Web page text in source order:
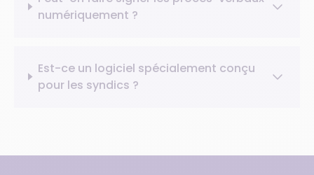
numériquement ?
Est-ce un logiciel spécialement conçu
pour les syndics ?